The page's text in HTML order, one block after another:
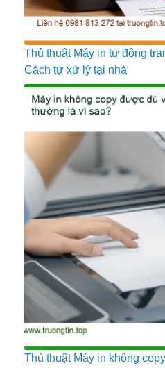
Thủ thuật Máy in tự động
Cách tự xử lý tại nhà
Thủ thuật Máy in không